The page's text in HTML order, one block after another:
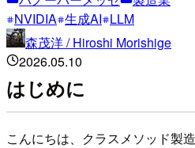
NVIDIA 生成AI LLM
森茂洋 / Hiroshi Morishige
2026.05.10
はじめに
こんにちは、クラスメソッド製